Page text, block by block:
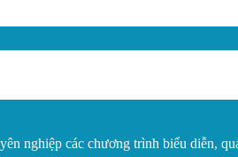
nghiệp các chương trình biểu diễn,